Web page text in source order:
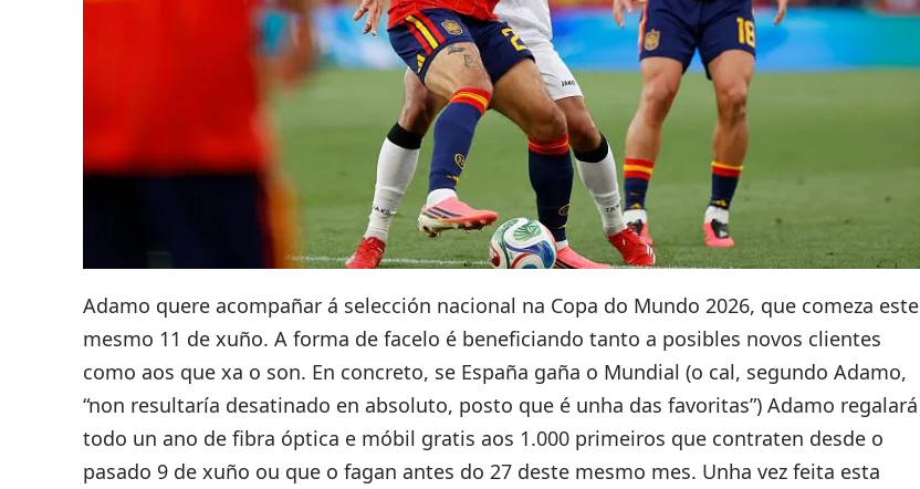
Adamo quere acompañar á selección nacional na Copa do Mundo 2026, que comeza este
mesmo 11 de xuño. A forma de facelo é beneficiando tanto a posibles novos clientes
como aos que xa o son. En concreto, se España gaña o Mundial (o cal, segundo Adamo,
“non resultaría desatinado en absoluto, posto que é unha das favoritas”) Adamo regalará
todo un ano de fibra óptica e móbil gratis aos 1.000 primeiros que contraten desde o
pasado 9 de xuño ou que o fagan antes do 27 deste mesmo mes. Unha vez feita esta